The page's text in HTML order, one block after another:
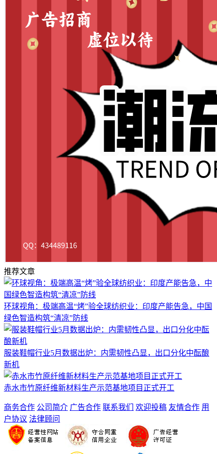
推荐文章
环球视角：极端高温“烤”验全球纺织业：印度产能告急，中国
绿色智造构筑“清凉”防线
服装鞋帽行业5月数据出炉：内需韧性凸显，出口分化中酝酿
新机
赤水市竹原纤维新材料生产示范基地项目正式开工
商务合作 公司简介 广告合作 联系我们 欢迎投稿 友情合作 用
户协议 法律顾问